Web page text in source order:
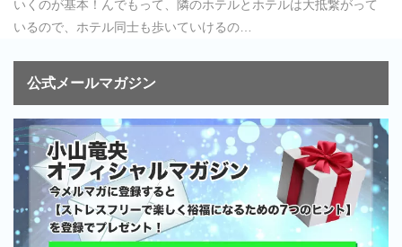
いくのが基本！んでもって、隣のホテルとホテルは大抵繋がって
いるので、ホテル同士も歩いていけるの…
公式メールマガジン